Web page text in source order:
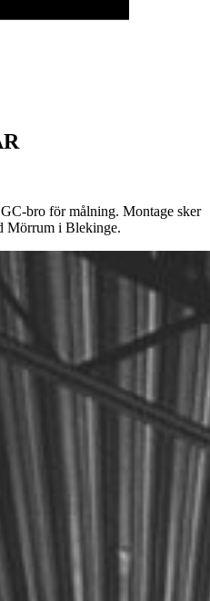
bro för målning. Montage sker
Mörrum i Blekinge.